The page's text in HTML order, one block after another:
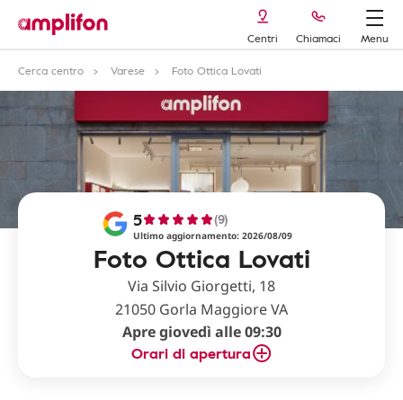
Centri Chiamaci
Menu
Cerca centro
Varese Foto Ottica Lovati
Foto Ottica Lovati
5 (9)
Ultimo aggiornamento: 2026/08/09
Via Silvio Giorgetti, 18
21050 Gorla Maggiore VA
Apre giovedì alle 09:30
Orari di apertura